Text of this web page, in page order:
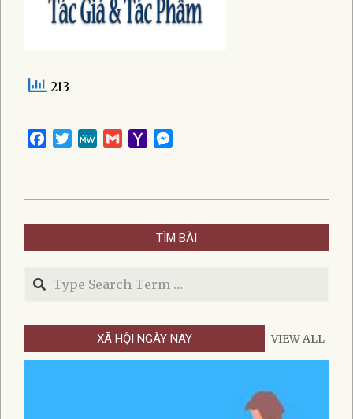
213
Facebook
TwitterMeWeGmailYahoo
06-
01
TÌM BÀI
Search
XÃ HỘI NGÀY NAY VIEW ALL